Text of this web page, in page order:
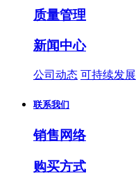
质量管理
新闻中心
公司动态 可持续发展
联系我们
销售网络
购买方式